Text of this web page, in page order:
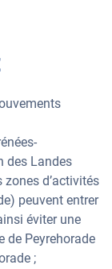
des Landes
zones d’activités
peuvent entrer
éviter une
de Peyrehorade
;